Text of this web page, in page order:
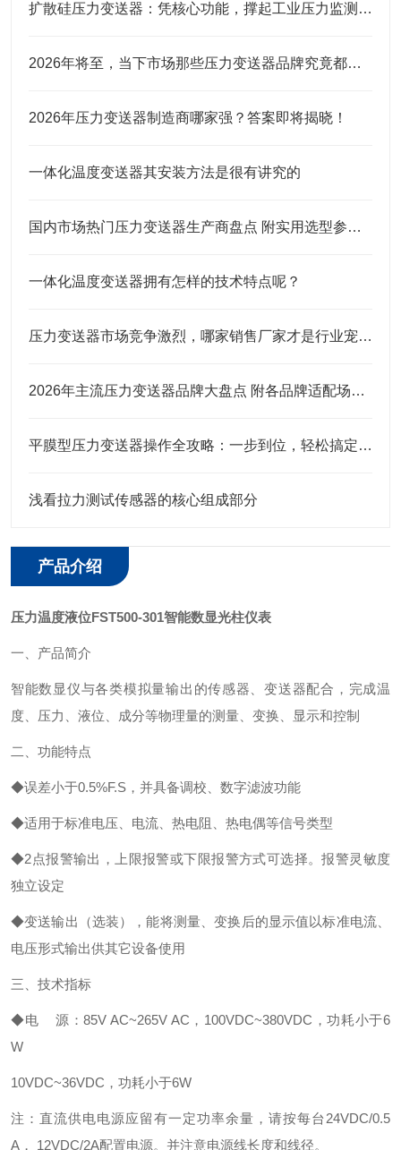
扩散硅压力变送器：凭核心功能，撑起工业压力监测的“硬底气”
2026年将至，当下市场那些压力变送器品牌究竟都有谁？
2026年压力变送器制造商哪家强？答案即将揭晓！
一体化温度变送器其安装方法是很有讲究的
国内市场热门压力变送器生产商盘点 附实用选型参考指南
一体化温度变送器拥有怎样的技术特点呢？
压力变送器市场竞争激烈，哪家销售厂家才是行业宠儿？
2026年主流压力变送器品牌大盘点 附各品牌适配场景及选购建议
平膜型压力变送器操作全攻略：一步到位，轻松搞定实操细节
浅看拉力测试传感器的核心组成部分
产品介绍
压力温度液位FST500-301智能数显光柱仪表
一、产品简介
智能数显仪与各类模拟量输出的传感器、变送器配合，完成温
度、压力、液位、成分等物理量的测量、变换、显示和控制
二、功能特点
◆误差小于0.5%F.S，并具备调校、数字滤波功能
◆适用于标准电压、电流、热电阻、热电偶等信号类型
◆2点报警输出，上限报警或下限报警方式可选择。报警灵敏度
独立设定
◆变送输出（选装），能将测量、变换后的显示值以标准电流、
电压形式输出供其它设备使用
三、技术指标
◆电 源：85V AC~265V AC，100VDC~380VDC，功耗小于6
W
10VDC~36VDC，功耗小于6W
注：直流供电电源应留有一定功率余量，请按每台24VDC/0.5
A， 12VDC/2A配置电源。并注意电源线长度和线径。